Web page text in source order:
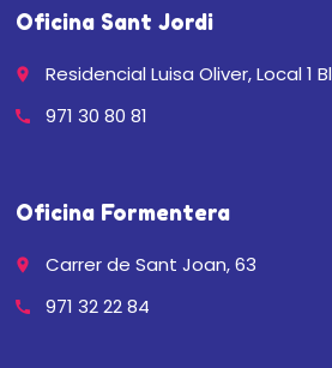
Oficina Sant Jordi
place Residencial Luisa Oliver, Local 1
call 971 30 80 81
Oficina Formentera
place Carrer de Sant Joan, 63
call 971 32 22 84